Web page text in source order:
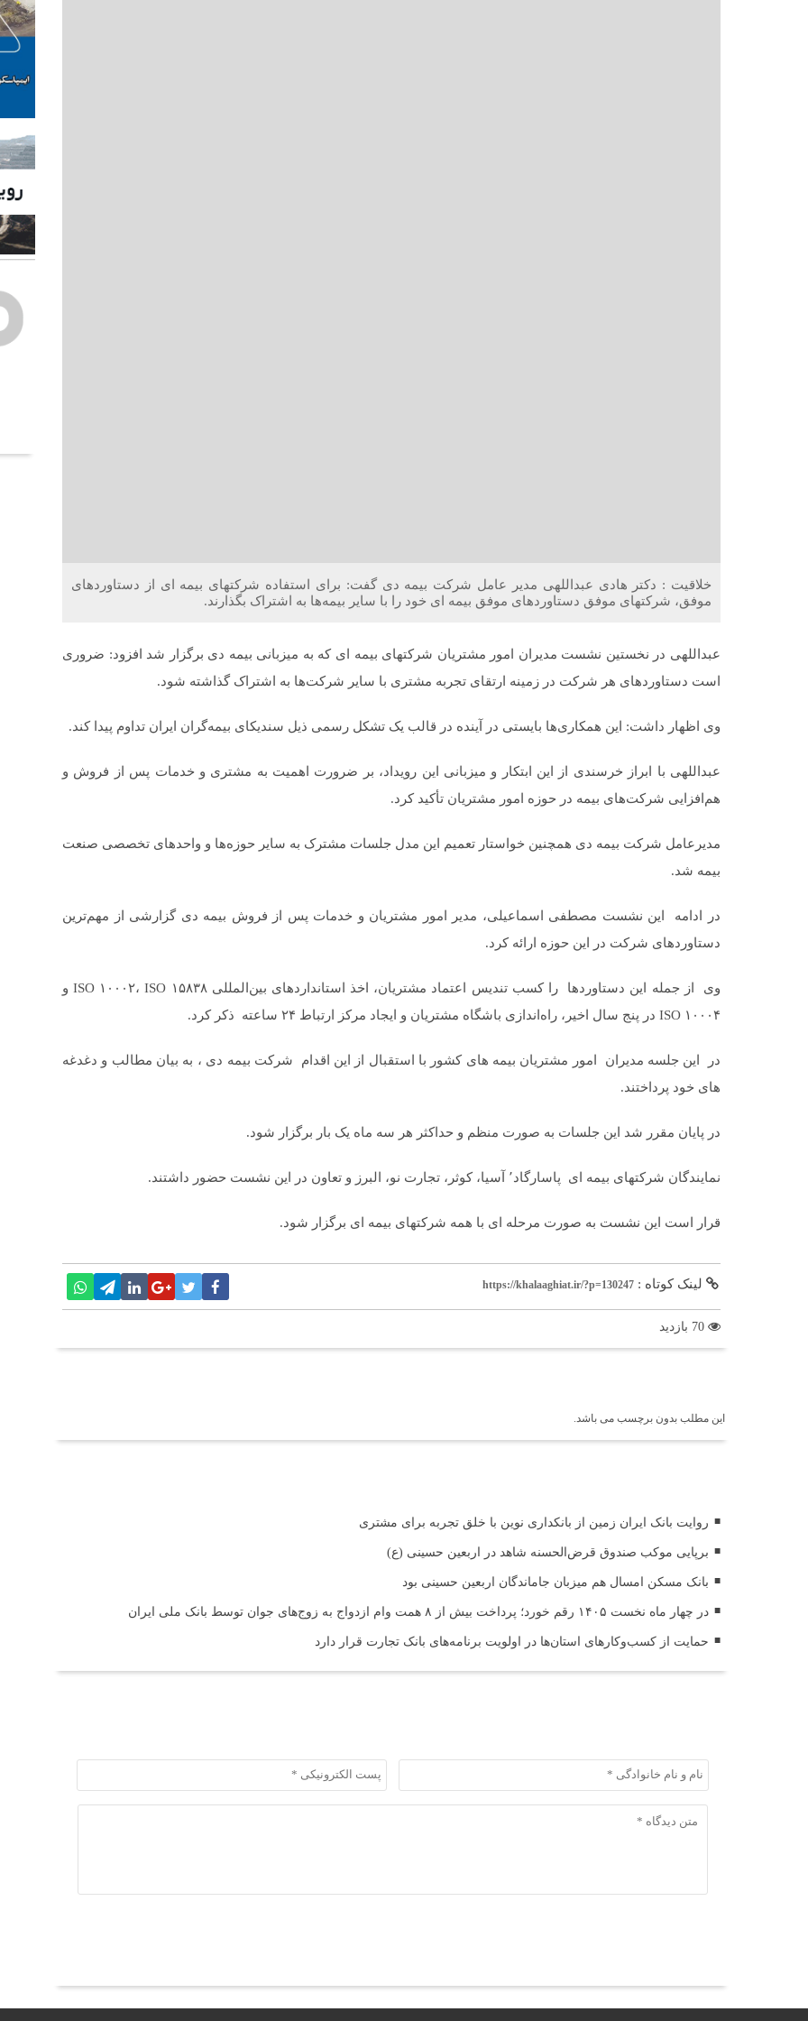
خلاقیت : دکتر هادی عبداللهی مدیر عامل شرکت بیمه دی گفت: برای استفاده شرکتهای بیمه ای از دستاوردهای
موفق، شرکتهای موفق دستاوردهای موفق بیمه ای خود را با سایر بیمه‌ها به اشتراک بگذارند.
عبداللهی در نخستین نشست مدیران امور مشتریان شرکتهای بیمه ای که به میزبانی بیمه دی برگزار شد افزود: ضروری
است دستاوردهای هر شرکت در زمینه ارتقای تجربه مشتری با سایر شرکت‌ها به اشتراک گذاشته شود.
وی اظهار داشت: این همکاری‌ها بایستی در آینده در قالب یک تشکل رسمی ذیل سندیکای بیمه‌گران ایران تداوم پیدا کند.
عبداللهی با ابراز خرسندی از این ابتکار و میزبانی این رویداد، بر ضرورت اهمیت به مشتری و خدمات پس از فروش و
هم‌افزایی شرکت‌های بیمه در حوزه امور مشتریان تأکید کرد.
مدیرعامل شرکت بیمه دی همچنین خواستار تعمیم این مدل جلسات مشترک به سایر حوزه‌ها و واحدهای تخصصی صنعت
بیمه شد.
در ادامه این نشست مصطفی اسماعیلی، مدیر امور مشتریان و خدمات پس از فروش بیمه دی گزارشی از مهم‌ترین
دستاوردهای شرکت در این حوزه ارائه کرد.
وی از جمله این دستاوردها را کسب تندیس اعتماد مشتریان، اخذ استانداردهای بین‌المللی ISO ۱۰۰۰۲، ISO ۱۵۸۳۸ و
ISO ۱۰۰۰۴ در پنج سال اخیر، راه‌اندازی باشگاه مشتریان و ایجاد مرکز ارتباط ۲۴ ساعته ذکر کرد.
در این جلسه مدیران امور مشتریان بیمه های کشور با استقبال از این اقدام شرکت بیمه دی ، به بیان مطالب و دغدغه
های خود پرداختند.
در پایان مقرر شد این جلسات به صورت منظم و حداکثر هر سه ماه یک بار برگزار شود.
نمایندگان شرکتهای بیمه ای پاسارگاد٬ آسیا، کوثر، تجارت نو، البرز و تعاون در این نشست حضور داشتند.
قرار است این نشست به صورت مرحله ای با همه شرکتهای بیمه ای برگزار شود.
لینک کوتاه : https://khalaaghiat.ir/?p=130247
این مطلب بدون برچسب می باشد.
روایت بانک ایران زمین از بانکداری نوین با خلق تجربه برای مشتری
برپایی موکب صندوق قرض‌الحسنه شاهد در اربعین حسینی (ع)
بانک مسکن امسال هم میزبان جاماندگان اربعین حسینی بود
در چهار ماه نخست ۱۴۰۵ رقم خورد؛ پرداخت بیش از ۸ همت وام ازدواج به زوج‌های جوان توسط بانک ملی ایران
حمایت از کسب‌وکارهای استان‌ها در اولویت برنامه‌های بانک تجارت قرار دارد